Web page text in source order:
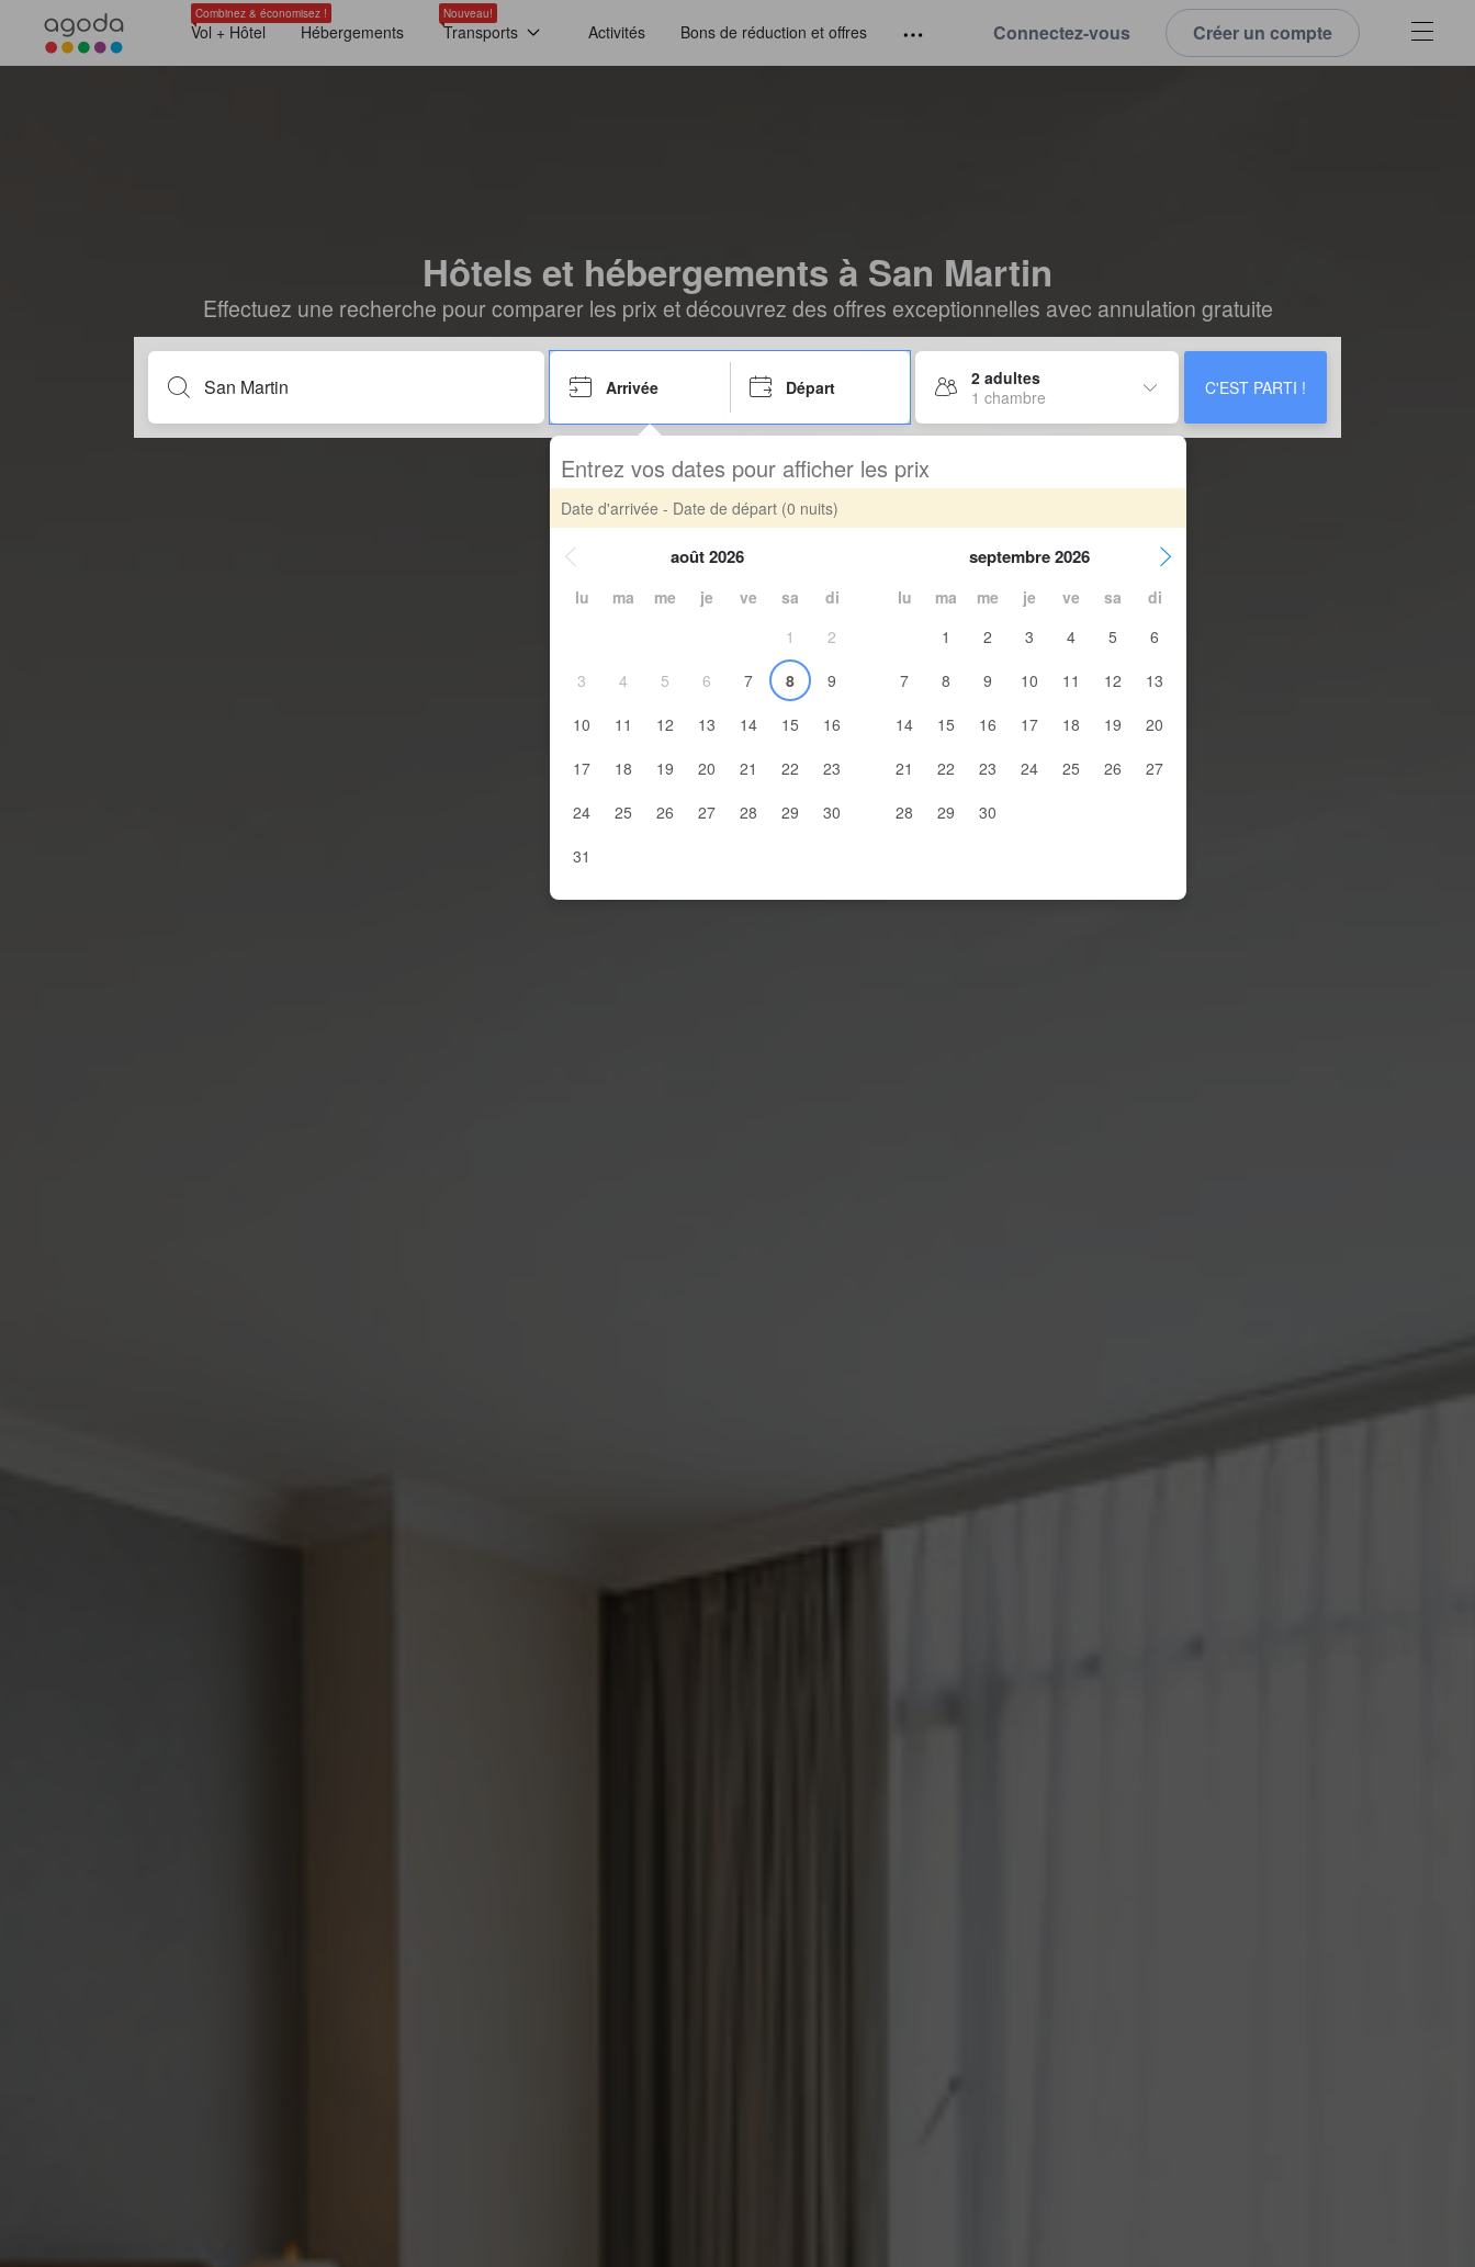
Combinez & économisez !
Vol + Hôtel Hébergements
Nouveau!
Transports Activités Bons de réduction et offres Connectez-vous Créer un compte
Hôtels et hébergements à San Martin
Effectuez une recherche pour comparer les prix et découvrez des offres exceptionnelles avec annulation gratuite
Arrivée Départ
2 adultes
1 chambre
C'EST PARTI !
Entrez vos dates pour afficher les prix
Date d'arrivée - Date de départ (0 nuits)
août 2026
lu ma me je ve sa
di
1
2
3
4 5 6 7 8
9
10
11 12 13 14 15
16
17
18 19 20 21 22
23
24
25 26 27 28 29
30
31
septembre 2026
lu ma me je ve sa
di
1
2 3 4 5
6
7
8 9 10 11 12
13
14
15 16 17 18 19
20
21
22 23 24 25 26
27
28
29 30